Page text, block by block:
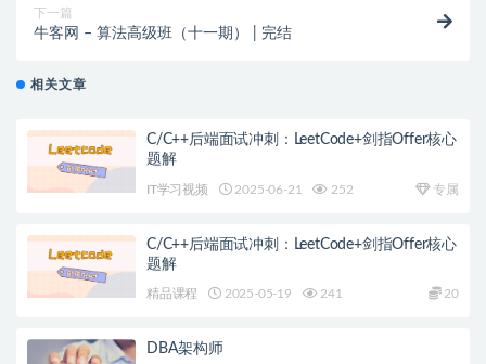
下一篇
牛客网 – 算法高级班（十一期） | 完结
相关文章
C/C++后端面试冲刺：LeetCode+剑指Offer核心
题解
IT学习视频 2025-06-21 252 专属
C/C++后端面试冲刺：LeetCode+剑指Offer核心
题解
精品课程 2025-05-19 241 20
DBA架构师